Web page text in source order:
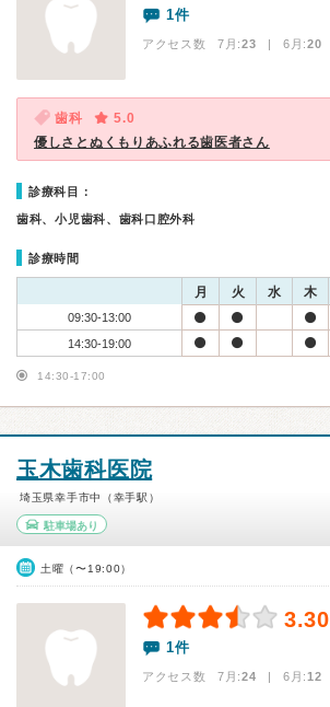
1件
アクセス数 7月:23 | 6月:20
歯科
5.0
優しさとぬくもりあふれる歯医者さん
診療科目：
歯科、小児歯科、歯科口腔外科
診療時間
月 火 水 木
09:30-13:00
14:30-19:00
14:30-17:00
玉木歯科医院
埼玉県幸手市中（幸手駅）
駐車場あり
土曜（〜19:00）
3.30
1件
アクセス数 7月:24 | 6月:12